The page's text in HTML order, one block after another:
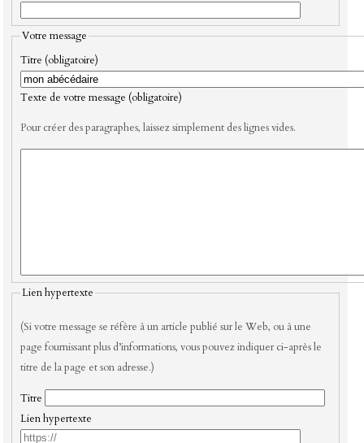
Votre message
Titre (obligatoire)
Texte de votre message (obligatoire)
Pour créer des paragraphes, laissez simplement des lignes vides.
Lien hypertexte
(Si votre message se réfère à un article publié sur le Web, ou à une
page fournissant plus d’informations, vous pouvez indiquer ci-après le
titre de la page et son adresse.)
Titre
Lien hypertexte